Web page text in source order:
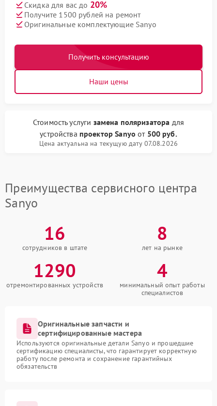
Скидка для вас до 20%
Получите 1500 рублей на ремонт
Оригинальные комплектующие Sanyo
Получить консультацию
Наши цены
Стоимость услуги замена поляризатора для
устройства проектор Sanyo от 500 руб.
Цена актуальна на текущую дату 07.08.2026
Преимущества сервисного центра
Sanyo
16
сотрудников в штате
8
лет на рынке
1290
отремонтированных устройств
4
минимальный опыт работы
специалистов
Оригинальные запчасти и
сертифицированные мастера
Используются оригинальные детали Sanyo и прошедшие
сертификацию специалисты, что гарантирует корректную
работу после ремонта и сохранение гарантийных
обязательств